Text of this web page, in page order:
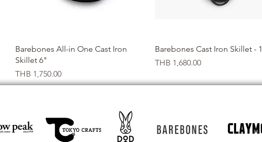
クイックビュー
Barebones All-in One Cast Iron
Skillet 6"
価格
THB 1,750.00
クイックビュー
Barebones Cast Iron Skillet -
価格
THB 1,680.00